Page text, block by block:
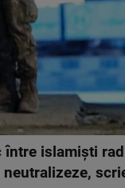
islamişti